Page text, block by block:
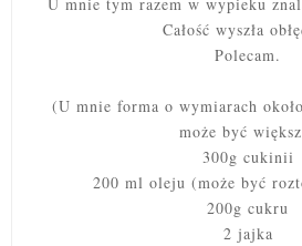
Całość wyszła
Polecam.
(U mnie forma o wymiarach
może być
300g cukinii
200 ml oleju (może być
200g cukru
2 jajka